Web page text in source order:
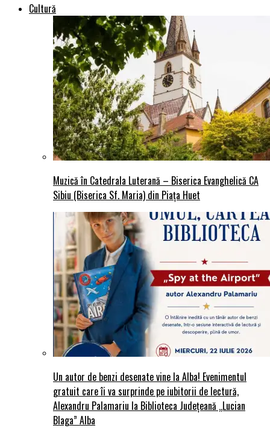
Cultură
Muzică în Catedrala Luterană – Biserica Evanghelică CA
Sibiu (Biserica Sf. Maria) din Piaţa Huet
Un autor de benzi desenate vine la Alba! Evenimentul
gratuit care îi va surprinde pe iubitorii de lectură,
Alexandru Palamariu la Biblioteca Județeană „Lucian
Blaga” Alba